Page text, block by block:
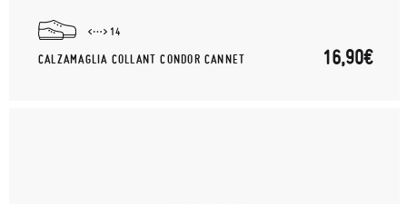
14
CALZAMAGLIA COLLANT CONDOR CANNET 16,90€